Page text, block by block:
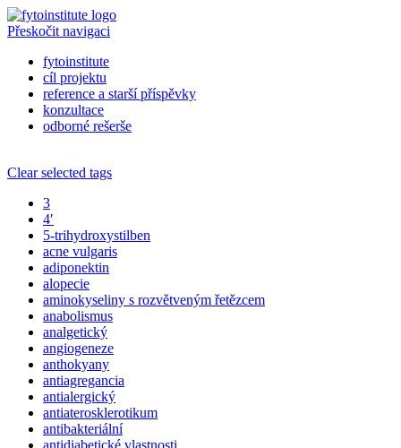
Přeskočit navigaci
fytoinstitute
cíl projektu
reference a starší příspěvky
konzultace
odborné rešerše
Clear selected tags
3
4′
5-trihydroxystilben
acne vulgaris
adiponektin
alopecie
aminokyseliny s rozvětveným řetězcem
anabolismus
analgetický
angiogeneze
anthokyany
antiagregancia
antialergický
antiaterosklerotikum
antibakteriální
antidiabetické vlastnosti